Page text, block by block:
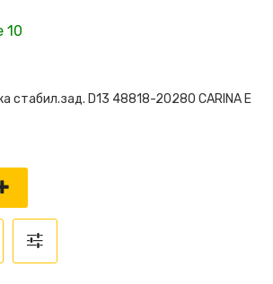
10
стабил.зад. D13 48818-20280 CARINA E